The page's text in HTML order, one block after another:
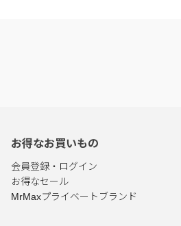
お得なお買いもの
会員登録・ログイン
お得なセール
MrMaxプライベートブランド